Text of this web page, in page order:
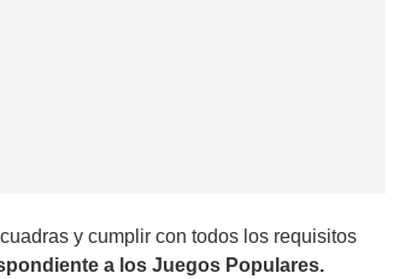
y cumplir con todos los requisitos
a los Juegos Populares.